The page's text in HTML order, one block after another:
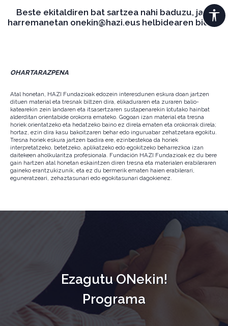
Beste ekitaldiren bat sartzea nahi baduzu, jarri
harremanetan onekin@hazi.eus helbidearen bidez.
OHARTARAZPENA
Atal honetan, HAZI Fundazioak edozein interesdunen eskura doan jartzen
dituen material eta tresnak biltzen dira, elikaduraren eta zuraren balio-
katearekin zein landaren eta itsasertzaren sustapenarekin lotutako hainbat
alderditan orientabide orokorra emateko. Gogoan izan material eta tresna
horiek orientatzeko eta hedatzeko baino ez direla ematen eta orokorrak direla;
hortaz, ezin dira kasu bakoitzaren behar edo inguruabar zehatzetara egokitu.
Tresna horiek eskura jartzen badira ere, ezinbestekoa da horiek
interpretatzeko, betetzeko, aplikatzeko edo egokitzeko beharrezkoa izan
daitekeen aholkularitza profesionala. Fundación HAZI Fundazioak ez du bere
gain hartzen atal honetan eskaintzen diren tresna eta materialen erabileraren
gaineko erantzukizunik, eta ez du bermerik ematen haien erabilerari,
eguneratzeari, zehaztasunari edo egokitasunari dagokienez.
Ezagutu ONekin!
Programa